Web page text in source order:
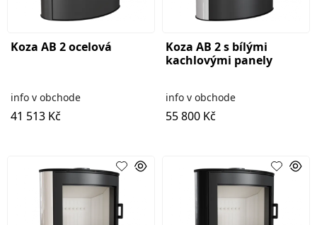
Koza AB 2 ocelová
info v obchode
41 513 Kč
Koza AB 2 s bílými
kachlovými panely
info v obchode
55 800 Kč